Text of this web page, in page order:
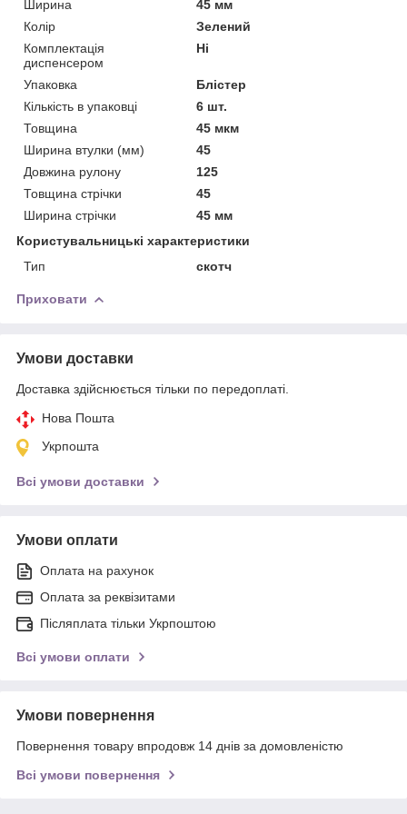
Ширина
45 мм
Колір
Зелений
Комплектація
диспенсером
Ні
Упаковка
Блістер
Кількість в упаковці
6 шт.
Товщина
45 мкм
Ширина втулки (мм)
45
Довжина рулону
125
Товщина стрічки
45
Ширина стрічки
45 мм
Користувальницькі характеристики
Тип
скотч
Приховати
Умови доставки
Доставка здійснюється тільки по передоплаті.
Нова Пошта
Укрпошта
Всі умови доставки
Умови оплати
Оплата на рахунок
Оплата за реквізитами
Післяплата тільки Укрпоштою
Всі умови оплати
Умови повернення
Повернення товару впродовж 14 днів за домовленістю
Всі умови повернення